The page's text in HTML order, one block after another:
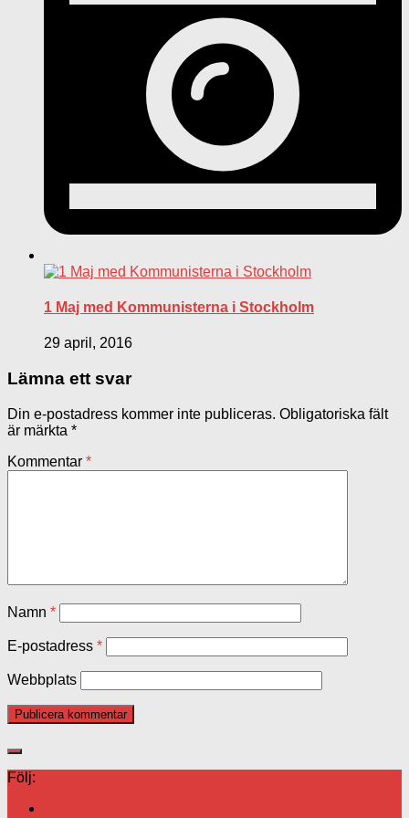
1 Maj med Kommunisterna i Stockholm
29 april, 2016
Lämna ett svar
Din e-postadress kommer inte publiceras. Obligatoriska fält
är märkta *
Kommentar *
Namn *
E-postadress *
Webbplats
Följ: